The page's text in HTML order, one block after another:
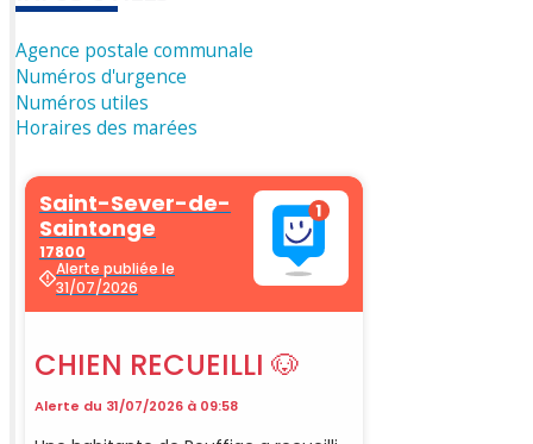
Agence postale communale
Numéros d'urgence
Numéros utiles
Horaires des marées